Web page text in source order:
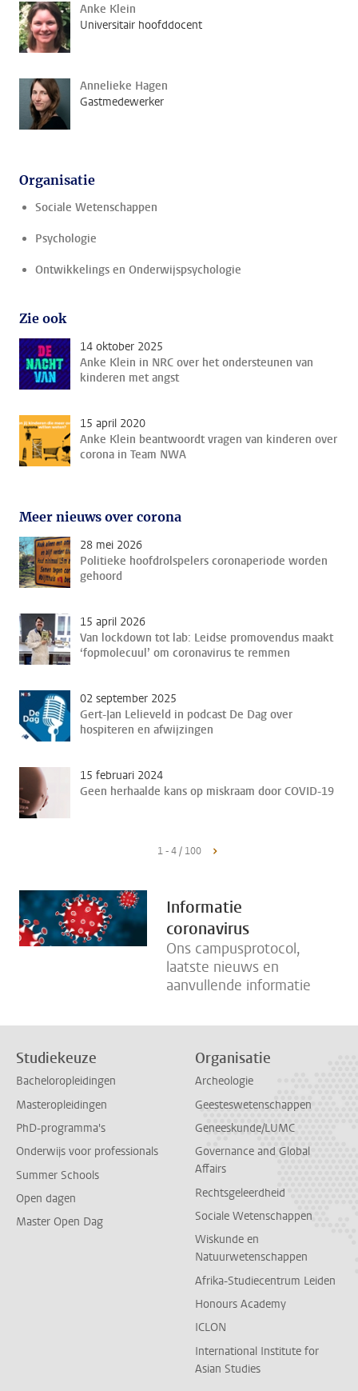
Anke Klein
Universitair hoofddocent
Annelieke Hagen
Gastmedewerker
Organisatie
Sociale Wetenschappen
Psychologie
Ontwikkelings en Onderwijspsychologie
Zie ook
14 oktober 2025
Anke Klein in NRC over het ondersteunen van
kinderen met angst
15 april 2020
Anke Klein beantwoordt vragen van kinderen over
corona in Team NWA
Meer nieuws over corona
28 mei 2026
Politieke hoofdrolspelers coronaperiode worden
gehoord
15 april 2026
Van lockdown tot lab: Leidse promovendus maakt
‘fopmolecuul’ om coronavirus te remmen
02 september 2025
Gert-Jan Lelieveld in podcast De Dag over
hospiteren en afwijzingen
15 februari 2024
Geen herhaalde kans op miskraam door COVID-19
1 - 4 / 100
Informatie
coronavirus
Ons campusprotocol,
laatste nieuws en
aanvullende informatie
Studiekeuze
Bacheloropleidingen
Masteropleidingen
PhD-programma's
Onderwijs voor professionals
Summer Schools
Open dagen
Master Open Dag
Organisatie
Archeologie
Geesteswetenschappen
Geneeskunde/LUMC
Governance and Global
Affairs
Rechtsgeleerdheid
Sociale Wetenschappen
Wiskunde en
Natuurwetenschappen
Afrika-Studiecentrum Leiden
Honours Academy
ICLON
International Institute for
Asian Studies